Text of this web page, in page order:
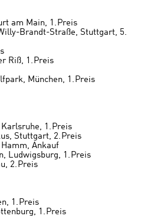
am Main, 1. Preis
Brandt-Straße, Stuttgart, 5.
Riß, 1. Preis
München, 1. Preis
1. Preis
Stuttgart, 2. Preis
Ankauf
Ludwigsburg, 1. Preis
2. Preis
1. Preis
1. Preis